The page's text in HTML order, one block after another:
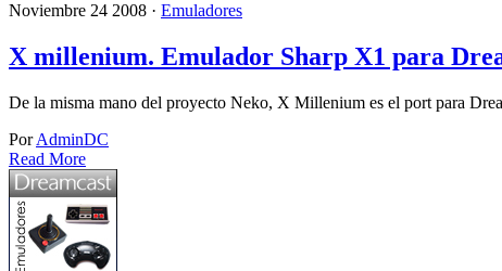
Noviembre 24 2008 · Emuladores
X millenium. Emulador Sharp X1 para
De la misma mano del proyecto Neko, X Millenium es el port para
PorAdminDC
Read More